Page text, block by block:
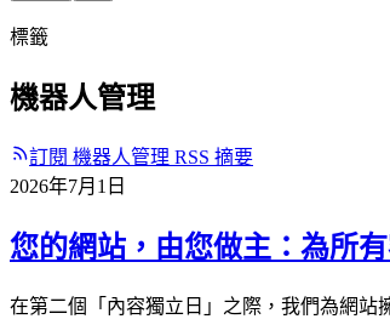
標籤
機器人管理
訂閱 機器人管理 RSS 摘要
2026年7月1日
您的網站，由您做主：為所
在第二個「內容獨立日」之際，我們為網站